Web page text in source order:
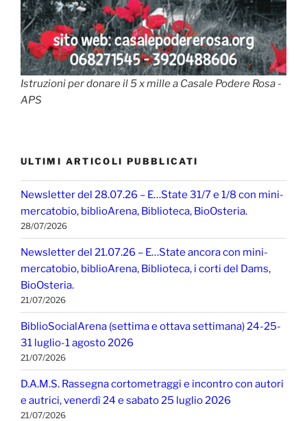
Istruzioni per donare il 5 x mille a Casale Podere Rosa -
APS
ULTIMI ARTICOLI PUBBLICATI
Newsletter del 28.07.26 – E…State 31/7 e 1/8 con mini-
mercatobio, biblioArena, Biblioteca, BioOsteria.
28/07/2026
Newsletter del 21.07.26 – E…State ancora con mini-
mercatobio, biblioArena, Biblioteca, i corti del Dams,
BioOsteria.
21/07/2026
BiblioSocialArena (settima e ottava settimana) 24-25-
31 luglio-1 agosto 2026
21/07/2026
D.A.M.S. Rassegna cortometraggi e incontro con autori
e autrici, venerdì 24 e sabato 25 luglio 2026
21/07/2026